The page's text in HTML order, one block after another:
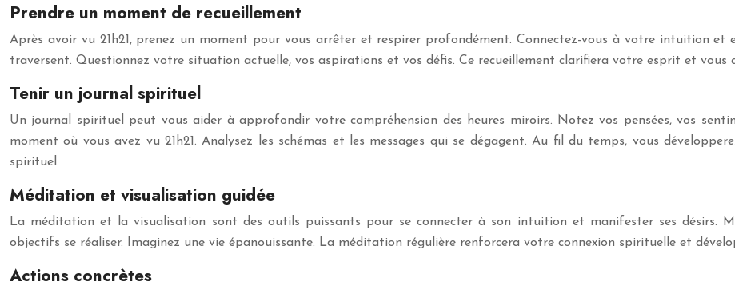
Prendre un moment de recueillement
Après avoir vu 21h21, prenez un moment pour vous arrêter et respirer profondément. Connectez-vous à votre intuition et
traversent. Questionnez votre situation actuelle, vos aspirations et vos défis. Ce recueillement clarifiera votre esprit et vous
Tenir un journal spirituel
Un journal spirituel peut vous aider à approfondir votre compréhension des heures miroirs. Notez vos pensées, vos
moment où vous avez vu 21h21. Analysez les schémas et les messages qui se dégagent. Au fil du temps, vous
spirituel.
Méditation et visualisation guidée
La méditation et la visualisation sont des outils puissants pour se connecter à son intuition et manifester ses désirs.
objectifs se réaliser. Imaginez une vie épanouissante. La méditation régulière renforcera votre connexion spirituelle et
Actions concrètes